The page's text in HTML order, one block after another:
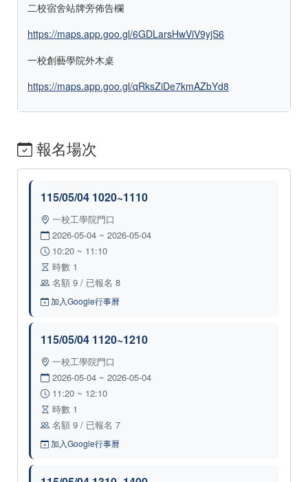
二校宿舍站牌旁佈告欄
https://maps.app.goo.gl/6GDLarsHwViV9yjS6
一校創藝學院外木桌
https://maps.app.goo.gl/qRksZiDe7kmAZbYd8
報名場次
115/05/04 1020~1110
一校工學院門口
2026-05-04 ~ 2026-05-04
10:20 ~ 11:10
時數 1
名額 9 / 已報名 8
加入Google行事曆
115/05/04 1120~1210
一校工學院門口
2026-05-04 ~ 2026-05-04
11:20 ~ 12:10
時數 1
名額 9 / 已報名 7
加入Google行事曆